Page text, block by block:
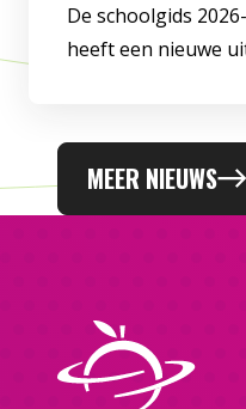
De schoolgids
heeft een nieuwe
MEER NIEUWS